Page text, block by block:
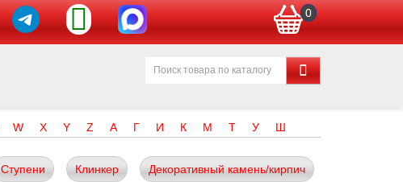
0
W X Y Z А Г И К М Т У Ш
Ступени Клинкер Декоративный камень/кирпич